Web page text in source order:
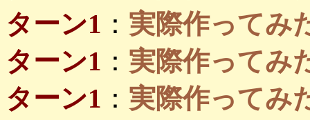
ターン1 ： 実際作ってみ
ターン1 ： 実際作ってみ
ターン1 ： 実際作ってみ